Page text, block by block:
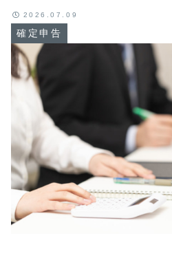
確定申告
2026.07.09